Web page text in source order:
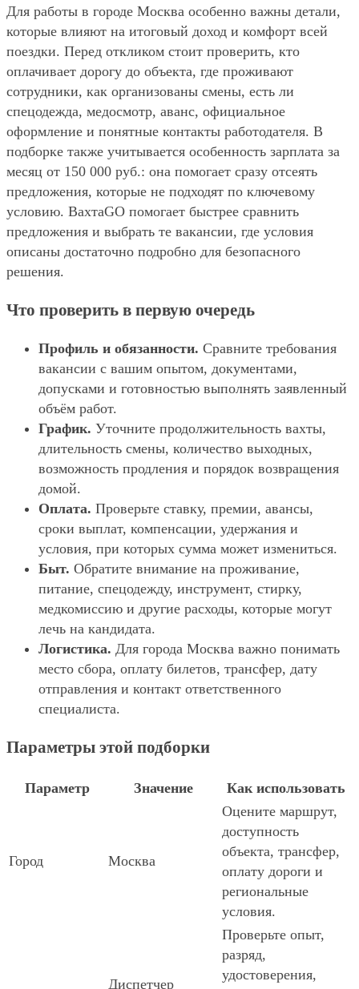
Для работы в городе Москва особенно важны детали,
которые влияют на итоговый доход и комфорт всей
поездки. Перед откликом стоит проверить, кто
оплачивает дорогу до объекта, где проживают
сотрудники, как организованы смены, есть ли
спецодежда, медосмотр, аванс, официальное
оформление и понятные контакты работодателя. В
подборке также учитывается особенность зарплата за
месяц от 150 000 руб.: она помогает сразу отсеять
предложения, которые не подходят по ключевому
условию. ВахтаGO помогает быстрее сравнить
предложения и выбрать те вакансии, где условия
описаны достаточно подробно для безопасного
решения.
Что проверить в первую очередь
Профиль и обязанности. Сравните требования
вакансии с вашим опытом, документами,
допусками и готовностью выполнять заявленный
объём работ.
График. Уточните продолжительность вахты,
длительность смены, количество выходных,
возможность продления и порядок возвращения
домой.
Оплата. Проверьте ставку, премии, авансы,
сроки выплат, компенсации, удержания и
условия, при которых сумма может измениться.
Быт. Обратите внимание на проживание,
питание, спецодежду, инструмент, стирку,
медкомиссию и другие расходы, которые могут
лечь на кандидата.
Логистика. Для города Москва важно понимать
место сбора, оплату билетов, трансфер, дату
отправления и контакт ответственного
специалиста.
Параметры этой подборки
Параметр Значение Как использовать
Город Москва
Оцените маршрут,
доступность
объекта, трансфер,
оплату дороги и
региональные
условия.
Диспетчер
Проверьте опыт,
разряд,
удостоверения,